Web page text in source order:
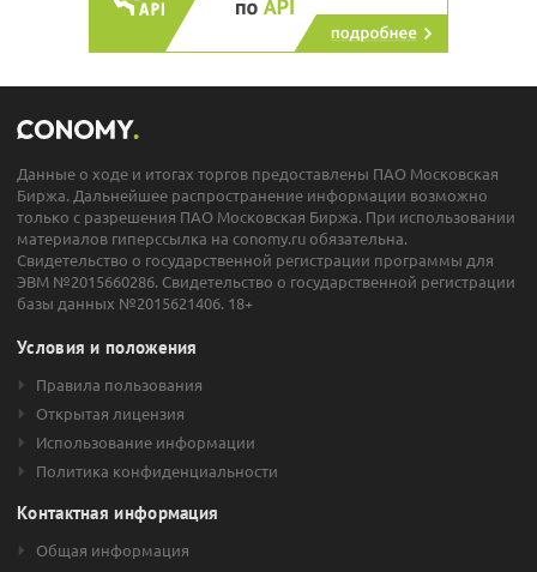
Данные о ходе и итогах торгов предоставлены ПАО Московская
Биржа. Дальнейшее распространение информации возможно
только с разрешения ПАО Московская Биржа. При использовании
материалов гиперссылка на conomy.ru обязательна.
Свидетельство о государственной регистрации программы для
ЭВМ №2015660286. Свидетельство о государственной регистрации
базы данных №2015621406. 18+
Условия и положения
Правила пользования
Открытая лицензия
Использование информации
Политика конфиденциальности
Контактная информация
Общая информация